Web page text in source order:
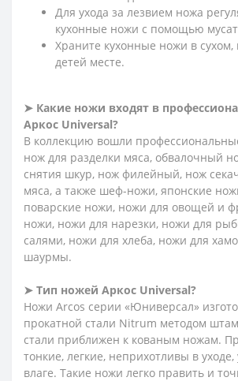
Для ухода за лезвием ножа
кухонные ножи с помощью
Храните кухонные ножи в сухом,
детей месте.
➤ Какие ножи входят в
Аркос Universal?
В коллекцию вошли
нож для разделки мяса, обвалочный
снятия шкур, нож филейный, нож
мяса, а также шеф-ножи, японские
поварские ножи, ножи для овощей и
ножи, ножи для нарезки, ножи для
салями, ножи для хлеба, ножи для
шаурмы.
➤ Тип ножей Аркос Universal?
Ножи Arcos серии «Юниверсал»
прокатной стали Nitrum методом
стали приближен к кованым ножам.
тонкие, легкие, неприхотливы в
влаге. Такие ножи легко править и